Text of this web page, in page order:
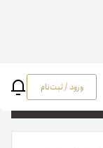
ورود / ثبت‌نام